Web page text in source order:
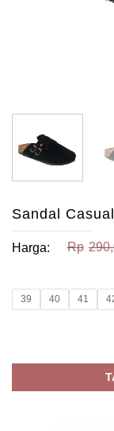
Sandal
Harga: Rp
39 40 41